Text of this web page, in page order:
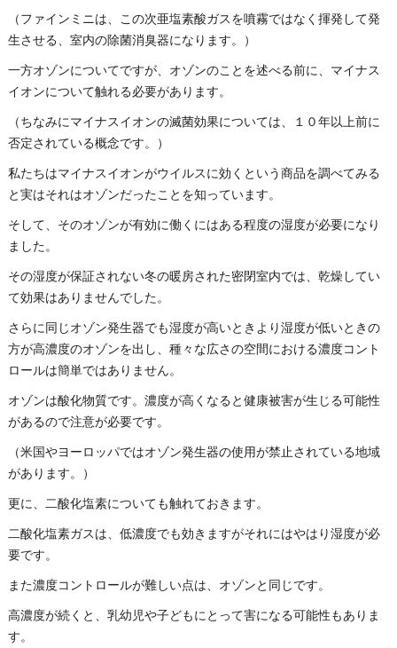
（ファインミニは、この次亜塩素酸ガスを噴霧ではなく揮発して発
生させる、室内の除菌消臭器になります。）
一方オゾンについてですが、オゾンのことを述べる前に、マイナス
イオンについて触れる必要があります。
（ちなみにマイナスイオンの滅菌効果については、１０年以上前に
否定されている概念です。）
私たちはマイナスイオンがウイルスに効くという商品を調べてみる
と実はそれはオゾンだったことを知っています。
そして、そのオゾンが有効に働くにはある程度の湿度が必要になり
ました。
その湿度が保証されない冬の暖房された密閉室内では、乾燥してい
て効果はありませんでした。
さらに同じオゾン発生器でも湿度が高いときより湿度が低いときの
方が高濃度のオゾンを出し、種々な広さの空間における濃度コント
ロールは簡単ではありません。
オゾンは酸化物質です。濃度が高くなると健康被害が生じる可能性
があるので注意が必要です。
（米国やヨーロッパではオゾン発生器の使用が禁止されている地域
があります。）
更に、二酸化塩素についても触れておきます。
二酸化塩素ガスは、低濃度でも効きますがそれにはやはり湿度が必
要です。
また濃度コントロールが難しい点は、オゾンと同じです。
高濃度が続くと、乳幼児や子どもにとって害になる可能性もありま
す。